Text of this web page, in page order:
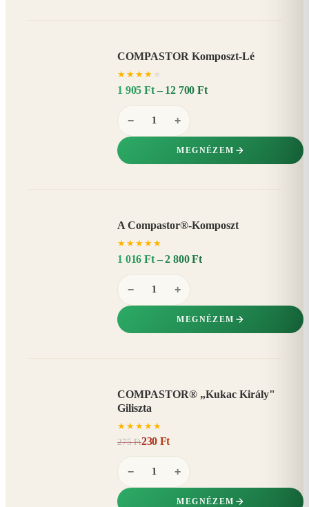
COMPASTOR Komposzt-Lé
★ ★ ★ ★
1 905 Ft – 12 700 Ft
− +
MEGNÉZEM
A Compastor®-Komposzt
★ ★ ★ ★ ★
1 016 Ft – 2 800 Ft
− +
MEGNÉZEM
COMPASTOR® „Kukac Király"
Giliszta
★ ★ ★ ★ ★
275 Ft230 Ft
− +
MEGNÉZEM